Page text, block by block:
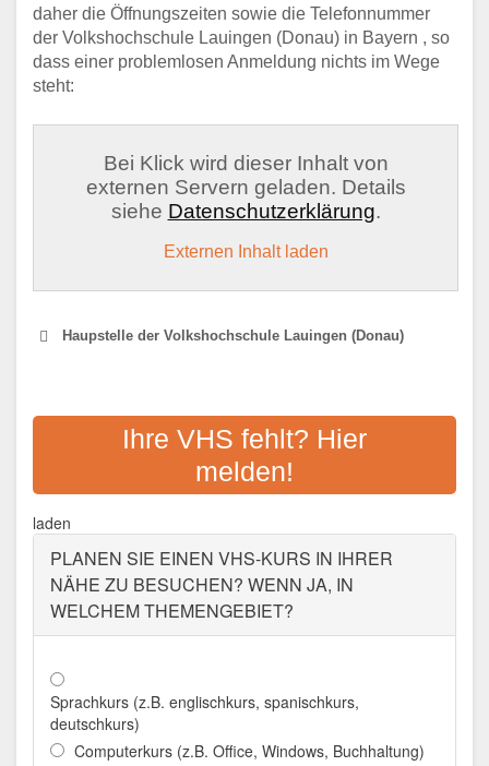
daher die Öffnungszeiten sowie die Telefonnummer
der Volkshochschule Lauingen (Donau) in Bayern , so
dass einer problemlosen Anmeldung nichts im Wege
steht:
Bei Klick wird dieser Inhalt von
externen Servern geladen. Details
siehe Datenschutzerklärung.
Externen Inhalt laden
Haupstelle der Volkshochschule Lauingen (Donau)
VOLKSHOCHSCHULE
DONAUZUSAM
Schulstraße 12, 86637 Wertingen
Aktualisiert: August 2021
Ihre VHS fehlt? Hier
melden!
laden
PLANEN SIE EINEN VHS-KURS IN IHRER
NÄHE ZU BESUCHEN? WENN JA, IN
WELCHEM THEMENGEBIET?
Sprachkurs (z.B. englischkurs, spanischkurs,
deutschkurs)
Computerkurs (z.B. Office, Windows, Buchhaltung)